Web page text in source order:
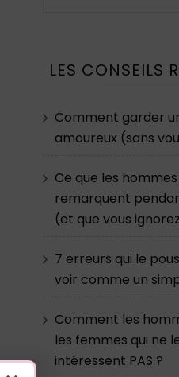
LES CONSEILS
Comment garder
amoureux (sans
Ce que les hommes
remarquent
(et que vous
7 erreurs qui le
voir comme un
Comment les
les femmes qui ne
intéressent PAS ?